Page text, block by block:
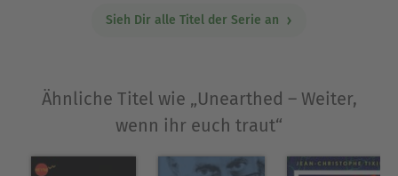
Sieh Dir alle Titel der Serie an
Ähnliche Titel wie „Unearthed – Weiter,
wenn ihr euch traut“